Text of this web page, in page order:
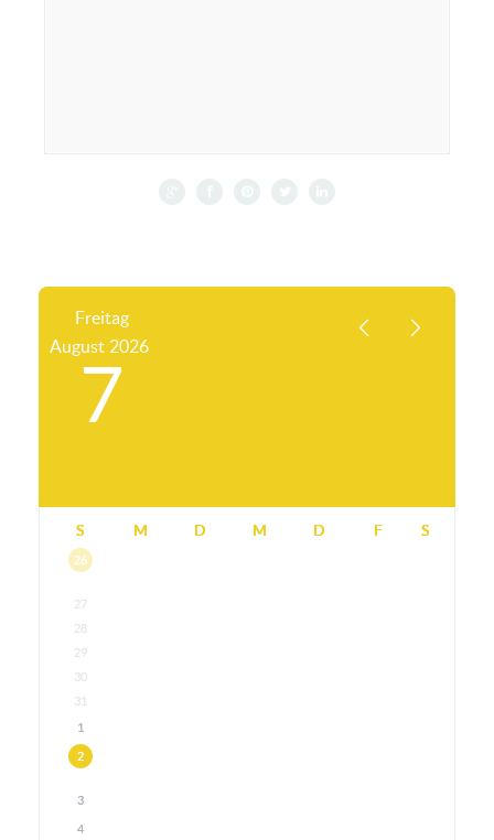
Freitag
August 2026
7
S M D M D F S
26
27
28
29
30
31
1
2
3
4